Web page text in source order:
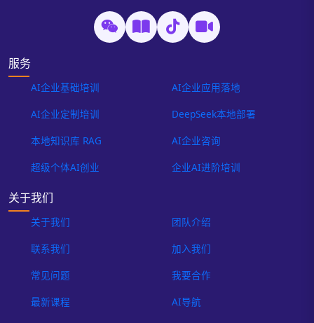
服务
AI企业基础培训
AI企业应用落地
AI企业定制培训
DeepSeek本地部署
本地知识库 RAG
AI企业咨询
超级个体AI创业
企业AI进阶培训
关于我们
关于我们
团队介绍
联系我们
加入我们
常见问题
我要合作
最新课程
AI导航